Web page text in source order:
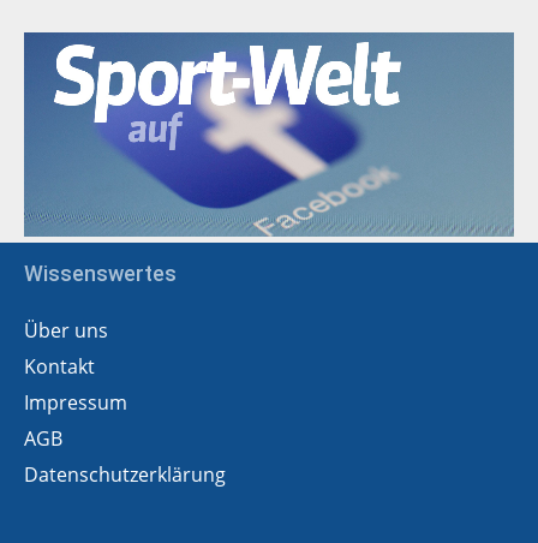
Wissenswertes
Über uns
Kontakt
Impressum
AGB
Datenschutzerklärung